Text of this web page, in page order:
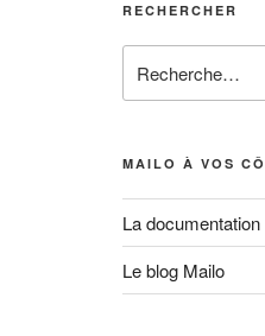
RECHERCHER
pour
MAILO À VOS
La
Le blog Mailo